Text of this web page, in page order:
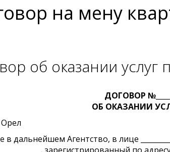
на мену
об оказании услуг
ДОГОВОР №____
ОБ ОКАЗАНИИ
Орел "___"
Агентство, в лице